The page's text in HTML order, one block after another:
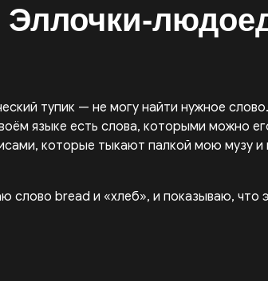
Эллочки-
тупик — не могу найти нужное
языке есть слова, которыми можно
которые тыкают палкой мою музу
bread и «хлеб», и показываю, что